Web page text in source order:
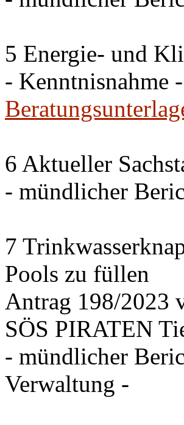
5 Energie- und
- Kenntnisnahme -
6 Aktueller
- mündlicher
7
Pools zu füllen
Antrag 198/2023
SÖS PIRATEN
- mündlicher
Verwaltung -